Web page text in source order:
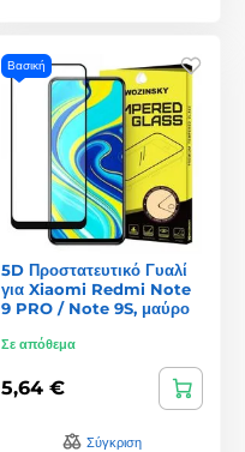
Βασική
5D Προστατευτικό Γυαλί
για Xiaomi Redmi Note
9 PRO / Note 9S, μαύρο
Σε απόθεμα
5,64 €
Σύγκριση